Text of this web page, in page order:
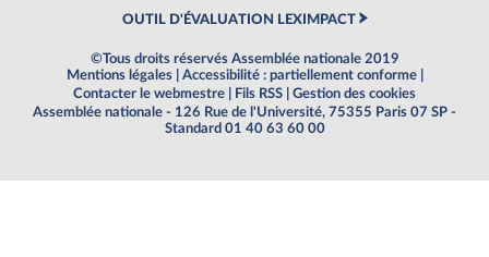
OUTIL D'ÉVALUATION LEXIMPACT
©Tous droits réservés Assemblée nationale 2019
Mentions légales
Accessibilité : partiellement conforme
Contacter le webmestre
Fils RSS
Gestion des cookies
Assemblée nationale - 126 Rue de l'Université, 75355 Paris 07 SP -
Standard 01 40 63 60 00